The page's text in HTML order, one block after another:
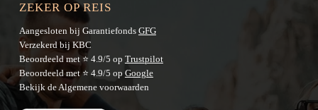
ZEKER OP REIS
Aangesloten bij Garantiefonds GFG
Verzekerd bij KBC
Beoordeeld met ⭐ 4.9/5 op Trustpilot
Beoordeeld met ⭐ 4.9/5 op Google
Bekijk deAlgemene voorwaarden